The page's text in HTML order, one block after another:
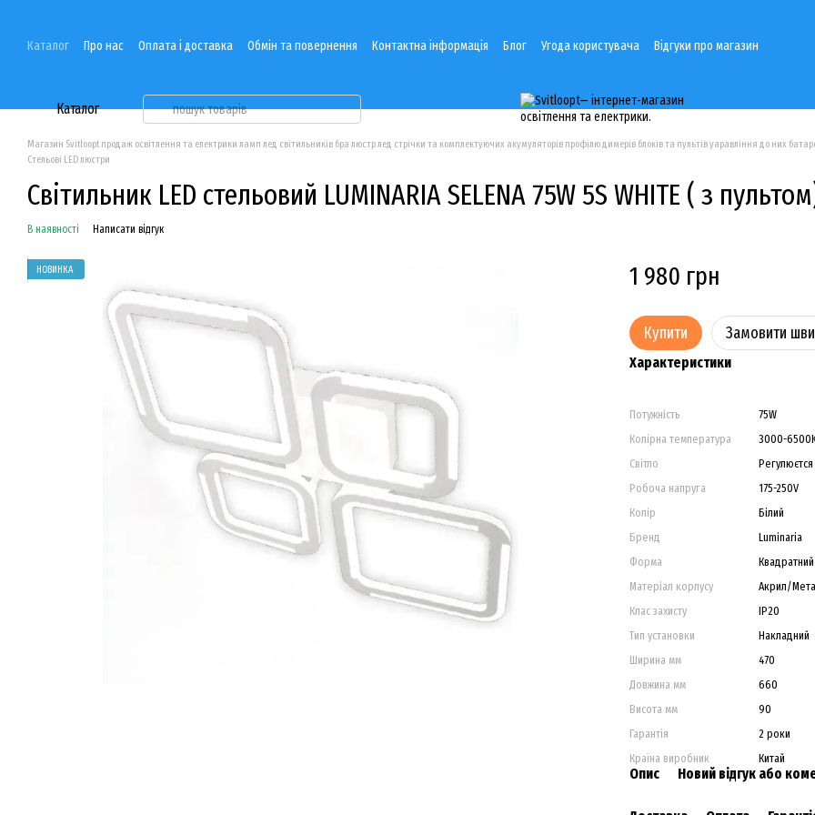
Каталог Про нас Оплата і доставка Обмін та повернення Контактна інформація Блог Угода користувача Відгуки про магазин
Каталог
Магазин Svitloopt продаж освітлення та електрики ламп лед світильників бра люстр лед стрічки та комплектуючих акумуляторів профілю димерів блоків та пультів уаравління до них
Стельові LED люстри
Світильник LED стельовий LUMINARIA SELENA 75W 5S WHITE ( з
В наявності Написати відгук
НОВИНКА 1 980 грн
Купити Замовити
Характеристики
Потужність
75W
Колірна температура
3000-
Світло
Регулюєтся
Робоча напруга
175-250V
Колір
Білий
Бренд
Luminaria
Форма
Квадратний
Матеріал корпусу
Акрил/
Клас захисту
IP20
Тип установки
Накладний
Ширина мм
470
Довжина мм
660
Висота мм
90
Гарантія
2 роки
Країна виробник
Китай
Опис Новий відгук або